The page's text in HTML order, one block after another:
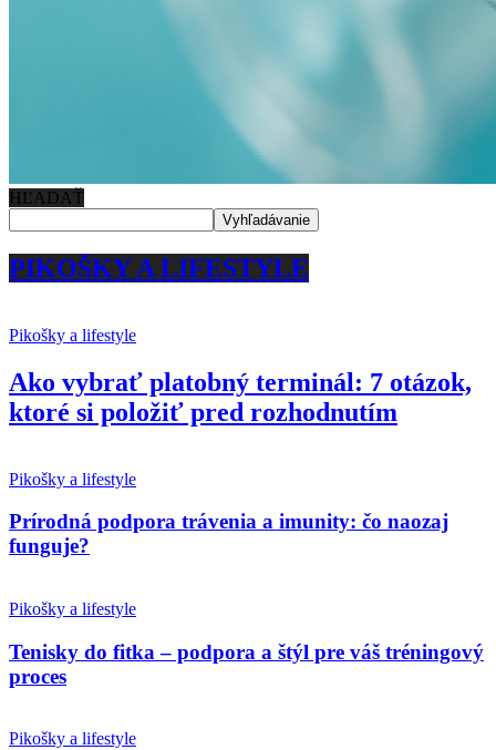
HĽADAŤ
PIKOŠKY A LIFESTYLE
Pikošky a lifestyle
Ako vybrať platobný terminál: 7 otázok,
ktoré si položiť pred rozhodnutím
Pikošky a lifestyle
Prírodná podpora trávenia a imunity: čo naozaj
funguje?
Pikošky a lifestyle
Tenisky do fitka – podpora a štýl pre váš tréningový
proces
Pikošky a lifestyle